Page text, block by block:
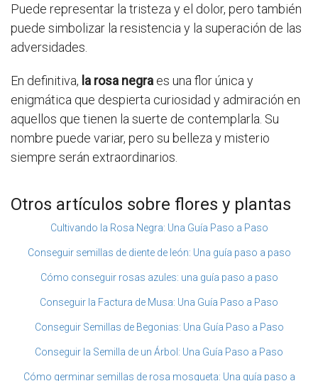
Puede representar la tristeza y el dolor, pero también
puede simbolizar la resistencia y la superación de las
adversidades.
En definitiva, la rosa negra es una flor única y
enigmática que despierta curiosidad y admiración en
aquellos que tienen la suerte de contemplarla. Su
nombre puede variar, pero su belleza y misterio
siempre serán extraordinarios.
Otros artículos sobre flores y plantas
Cultivando la Rosa Negra: Una Guía Paso a Paso
Conseguir semillas de diente de león: Una guía paso a paso
Cómo conseguir rosas azules: una guía paso a paso
Conseguir la Factura de Musa: Una Guía Paso a Paso
Conseguir Semillas de Begonias: Una Guía Paso a Paso
Conseguir la Semilla de un Árbol: Una Guía Paso a Paso
Cómo germinar semillas de rosa mosqueta: Una guía paso a